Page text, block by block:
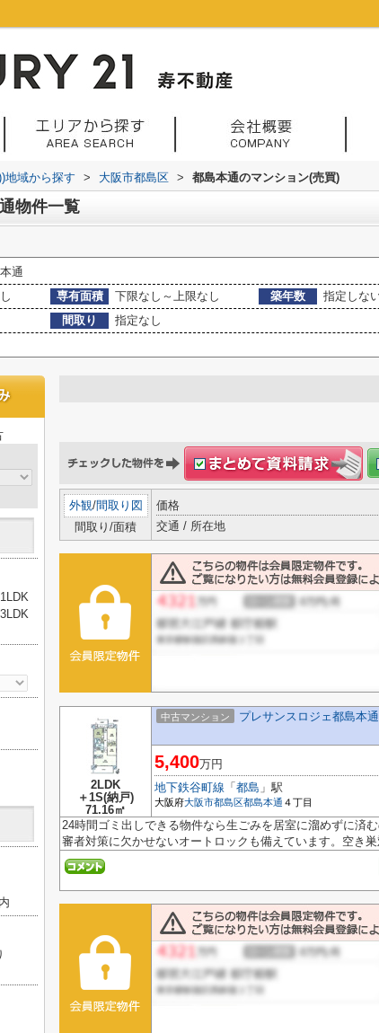
地域から探す > 大阪市都島区 > 都島本通のマンション(売買)
物件一覧
通
専有面積 下限なし～上限なし 築年数
指定しな
間取り
指定なし
外観/間取り図
間取り/面積
価格
交通 / 所在地
2LDK
＋1S(納戸)
71.16㎡
中古マンション プレサンスロジェ都島本
5,400万円
地下鉄谷町線 「 都島 」駅
大阪府大阪市都島区都島本通 ４丁目
24時間ゴミ出しできる物件なら生ごみを居室に溜めずに済
審者対策に欠かせないオートロックも備えています。空き